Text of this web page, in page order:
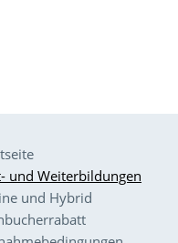
und Weiterbildungen
und Hybrid